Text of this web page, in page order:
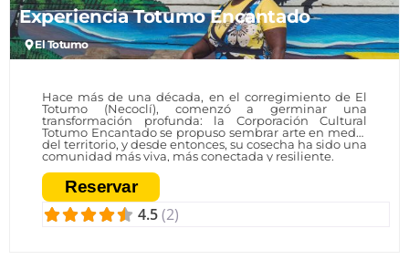
Experiencia Totumo Encantado
El Totumo
Hace más de una década, en el corregimiento de El
Totumo (Necoclí), comenzó a germinar una
transformación profunda: la Corporación Cultural
Totumo Encantado se propuso sembrar arte en medio
del territorio, y desde entonces, su cosecha ha sido una
comunidad más viva, más conectada y resiliente.
Reservar
4.5(2)